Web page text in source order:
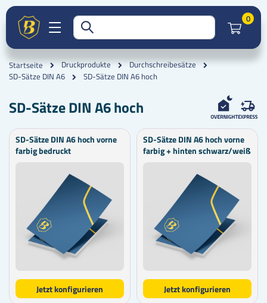
0
Startseite Druckprodukte
Durchschreibesätze
SD-Sätze DIN A6
SD-Sätze DIN A6 hoch
SD-Sätze DIN A6 hoch
SD-Sätze DIN A6 hoch vorne
farbig bedruckt
Jetzt konfigurieren
SD-Sätze DIN A6 hoch vorne
farbig + hinten schwarz/weiß
Jetzt konfigurieren